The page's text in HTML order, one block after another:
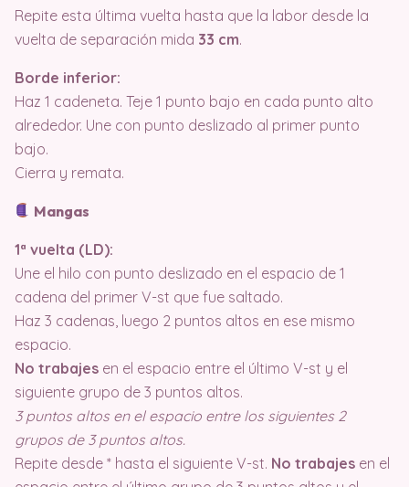
Repite esta última vuelta hasta que la labor desde la
vuelta de separación mida 33 cm.
Borde inferior:
Haz 1 cadeneta. Teje 1 punto bajo en cada punto alto
alrededor. Une con punto deslizado al primer punto
bajo.
Cierra y remata.
Mangas
1ª vuelta (LD):
Une el hilo con punto deslizado en el espacio de 1
cadena del primer V-st que fue saltado.
Haz 3 cadenas, luego 2 puntos altos en ese mismo
espacio.
No trabajes en el espacio entre el último V-st y el
siguiente grupo de 3 puntos altos.
3 puntos altos en el espacio entre los siguientes 2
grupos de 3 puntos altos.
Repite desde * hasta el siguiente V-st. No trabajes en el